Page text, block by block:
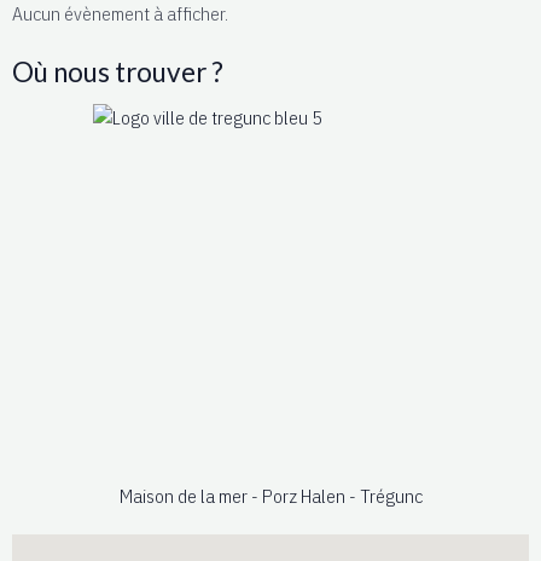
Aucun évènement à afficher.
Où nous trouver ?
Maison de la mer - Porz Halen - Trégunc